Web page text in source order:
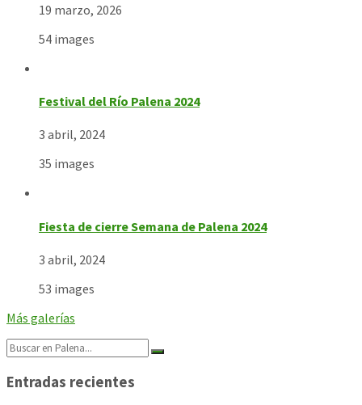
19 marzo, 2026
54 images
Festival del Río Palena 2024
3 abril, 2024
35 images
Fiesta de cierre Semana de Palena 2024
3 abril, 2024
53 images
Más galerías
Search:
Entradas recientes